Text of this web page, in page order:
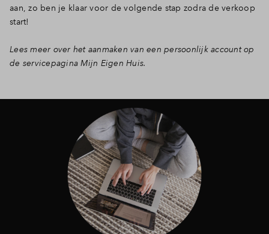
aan, zo ben je klaar voor de volgende stap zodra de verkoop
start!
Lees meer over het aanmaken van een persoonlijk account op
de servicepagina Mijn Eigen Huis.